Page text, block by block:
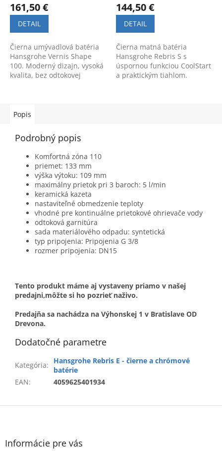
161,50 €
DETAIL
Čierna umývadlová batéria
Hansgrohe Vernis Shape
100. Moderný dizajn, vysoká
kvalita, bez odtokovej
144,50 €
DETAIL
Čierna matná batéria
Hansgrohe Rebris S s
úspornou funkciou CoolStart
a praktickým tiahlom.
Popis
Podrobný popis
Komfortná zóna 110
priemet: 133 mm
výška výtoku: 109 mm
maximálny prietok pri 3 baroch: 5 l/min
keramická kazeta
nastaviteľné obmedzenie teploty
vhodné pre kontinuálne prietokové ohrievače vody
odtoková garnitúra
sada materiálového odpadu: syntetická
typ pripojenia: Pripojenia G 3/8
rozmer pripojenia: DN15
Tento produkt máme aj vystaveny priamo v našej
predajni,môžte si ho pozrieť naživo.
Predajňa sa nachádza na Výhonskej 1 v Bratislave OD
Drevona.
Dodatočné parametre
Kategória:
Hansgrohe Rebris E - čierne a chrómové
batérie
EAN: 4059625401934
Z
Informácie pre vás